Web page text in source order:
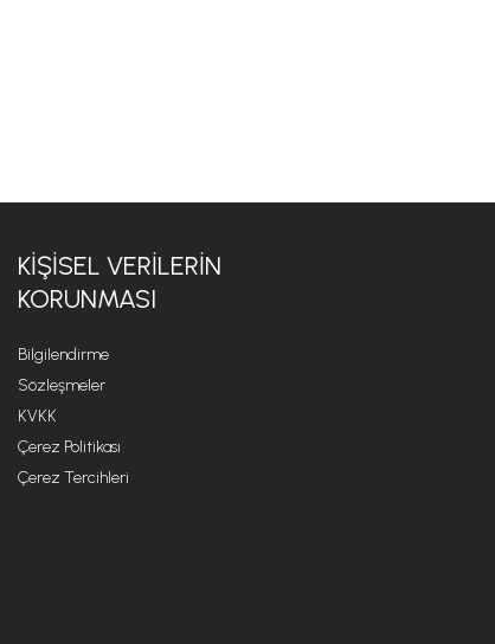
KİŞİSEL VERİLERİN
KORUNMASI
Bilgilendirme
Sözleşmeler
KVKK
Çerez Politikası
Çerez Tercihleri